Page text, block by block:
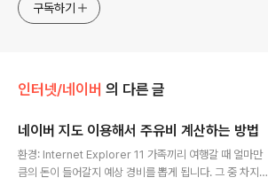
구독하기
인터넷/네이버 의 다른 글
네이버 지도 이용해서 주유비 계산하는 방법
환경: Internet Explorer 11 가족끼리 여행갈 때 얼마만
큼의 돈이 들어갈지 예상 경비를 뽑게 됩니다. 그 중 차지하